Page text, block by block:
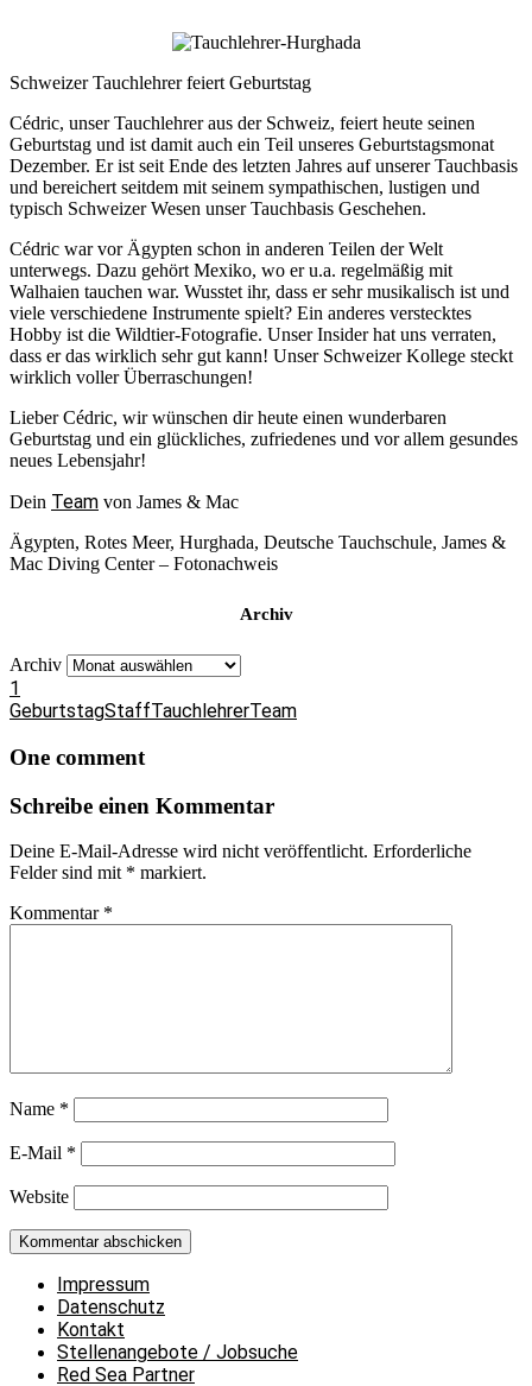
Schweizer Tauchlehrer feiert Geburtstag
Cédric, unser Tauchlehrer aus der Schweiz, feiert heute seinen
Geburtstag und ist damit auch ein Teil unseres Geburtstagsmonat
Dezember. Er ist seit Ende des letzten Jahres auf unserer Tauchbasis
und bereichert seitdem mit seinem sympathischen, lustigen und
typisch Schweizer Wesen unser Tauchbasis Geschehen.
Cédric war vor Ägypten schon in anderen Teilen der Welt
unterwegs. Dazu gehört Mexiko, wo er u.a. regelmäßig mit
Walhaien tauchen war. Wusstet ihr, dass er sehr musikalisch ist und
viele verschiedene Instrumente spielt? Ein anderes verstecktes
Hobby ist die Wildtier-Fotografie. Unser Insider hat uns verraten,
dass er das wirklich sehr gut kann! Unser Schweizer Kollege steckt
wirklich voller Überraschungen!
Lieber Cédric, wir wünschen dir heute einen wunderbaren
Geburtstag und ein glückliches, zufriedenes und vor allem gesundes
neues Lebensjahr!
Dein Team von James & Mac
Ägypten, Rotes Meer, Hurghada, Deutsche Tauchschule, James &
Mac Diving Center – Fotonachweis
Archiv
Archiv
1
GeburtstagStaffTauchlehrerTeam
One comment
Schreibe einen Kommentar
Deine E-Mail-Adresse wird nicht veröffentlicht. Erforderliche
Felder sind mit * markiert.
Kommentar *
Name *
E-Mail *
Website
Impressum
Datenschutz
Kontakt
Stellenangebote / Jobsuche
Red Sea Partner